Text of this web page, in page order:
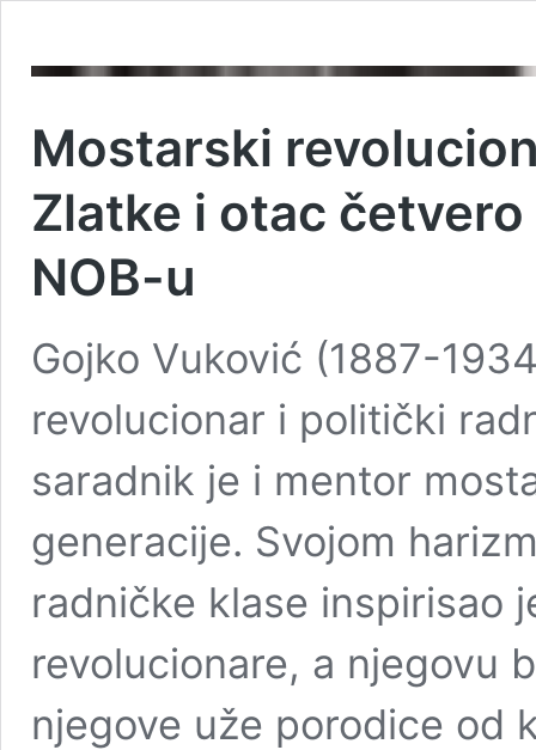
Mostarski
Zlatke i otac
NOB-u
Gojko Vuković (1887-
revolucionar i politički
saradnik je i mentor
generacije. Svojom
radničke klase inspirisao
revolucionare, a njegovu
njegove uže porodice od